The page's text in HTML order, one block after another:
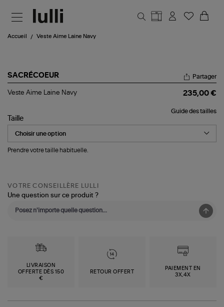
Accueil Veste Aime Laine Navy
SACRÉCOEUR
Veste
Navy
Partager
Veste Aime Laine Navy 235,00 €
Guide des tailles
Taille
Prendre votre taille habituelle.
VOTRE CONSEILLÈRE LULLI
Une question sur ce produit ?
LIVRAISON
OFFERTE DÈS 150
€
RETOUR OFFERT
PAIEMENT EN
3X,4X